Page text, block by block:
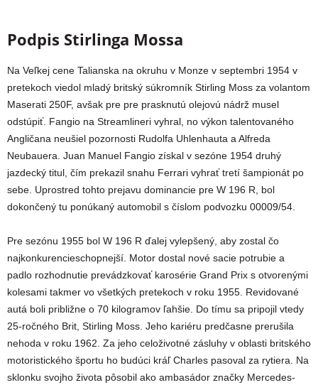
Podpis Stirlinga Mossa
Na Veľkej cene Talianska na okruhu v Monze v septembri 1954 v
pretekoch viedol mladý britský súkromník Stirling Moss za volantom
Maserati 250F, avšak pre pre prasknutú olejovú nádrž musel
odstúpiť. Fangio na Streamlineri vyhral, no výkon talentovaného
Angličana neušiel pozornosti Rudolfa Uhlenhauta a Alfreda
Neubauera. Juan Manuel Fangio získal v sezóne 1954 druhý
jazdecký titul, čím prekazil snahu Ferrari vyhrať tretí šampionát po
sebe. Uprostred tohto prejavu dominancie pre W 196 R, bol
dokončený tu ponúkaný automobil s číslom podvozku 00009/54.
Pre sezónu 1955 bol W 196 R ďalej vylepšený, aby zostal čo
najkonkurencieschopnejší. Motor dostal nové sacie potrubie a
padlo rozhodnutie prevádzkovať karosérie Grand Prix s otvorenými
kolesami takmer vo všetkých pretekoch v roku 1955. Revidované
autá boli približne o 70 kilogramov ľahšie. Do tímu sa pripojil vtedy
25-ročného Brit, Stirling Moss. Jeho kariéru predčasne prerušila
nehoda v roku 1962. Za jeho celoživotné zásluhy v oblasti britského
motoristického športu ho budúci kráľ Charles pasoval za rytiera. Na
sklonku svojho života pôsobil ako ambasádor značky Mercedes-